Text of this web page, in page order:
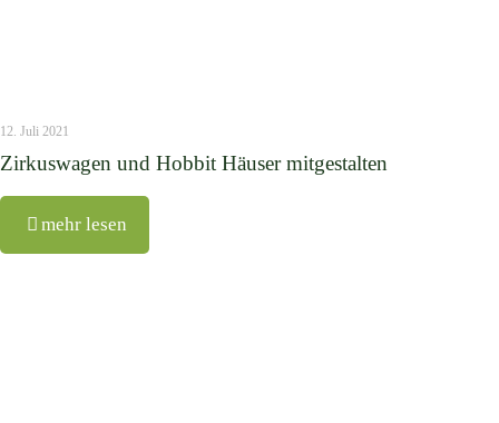
12. Juli 2021
Zirkuswagen und Hobbit Häuser mitgestalten
mehr lesen